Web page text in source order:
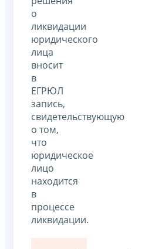
о
ликвидации
юридического
лица
вносит
в
ЕГРЮЛ
запись,
свидетельствующую
о том,
что
юридическое
лицо
находится
в
процессе
ликвидации.